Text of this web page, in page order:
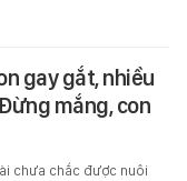
gay gắt, nhiều
mắng, con
chưa chắc được nuôi